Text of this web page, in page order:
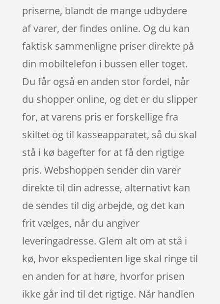
priserne, blandt de mange udbydere
af varer, der findes online. Og du kan
faktisk sammenligne priser direkte på
din mobiltelefon i bussen eller toget.
Du får også en anden stor fordel, når
du shopper online, og det er du slipper
for, at varens pris er forskellige fra
skiltet og til kasseapparatet, så du skal
stå i kø bagefter for at få den rigtige
pris. Webshoppen sender din varer
direkte til din adresse, alternativt kan
de sendes til dig arbejde, og det kan
frit vælges, når du angiver
leveringadresse. Glem alt om at stå i
kø, hvor ekspedienten lige skal ringe til
en anden for at høre, hvorfor prisen
ikke går ind til det rigtige. Når handlen